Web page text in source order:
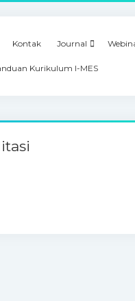
Kontak Journal
Kurikulum I-MES